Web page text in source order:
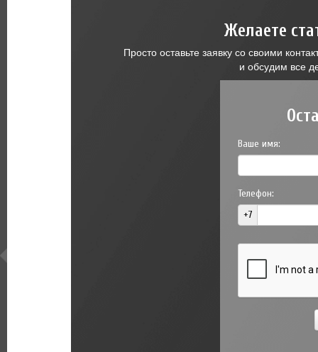
Желаете
Просто оставьте заявку со своими
и обсудим все
Ваше имя:
Телефон:
+7